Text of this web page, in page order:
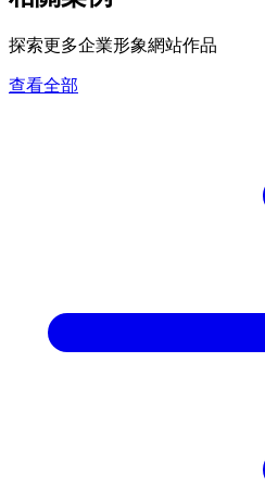
探索更多企業形象網站作品
查看全部